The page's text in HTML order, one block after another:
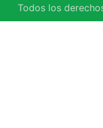
Todos los